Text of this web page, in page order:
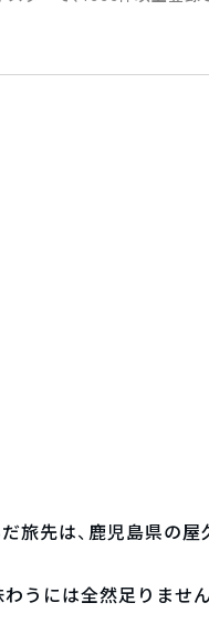
先は、鹿児島県の屋
うには全然足りませ